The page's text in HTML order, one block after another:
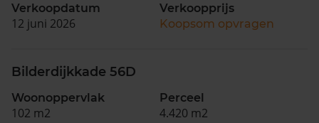
Verkoopdatum
12 juni 2026
Verkoopprijs
Koopsom opvragen
Bilderdijkkade 56D
Woonoppervlak
102 m2
Perceel
4.420 m2